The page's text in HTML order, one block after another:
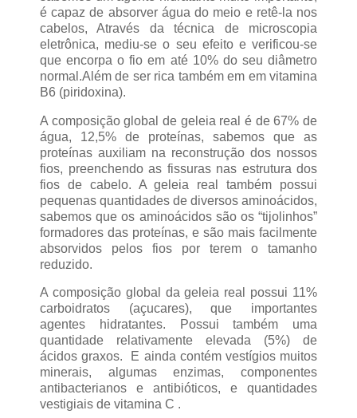
é capaz de absorver água do meio e retê-la nos
cabelos, Através da técnica de microscopia
eletrônica, mediu-se o seu efeito e verificou-se
que encorpa o fio em até 10% do seu diâmetro
normal.Além de ser rica também em em vitamina
B6 (piridoxina).
A composição global de geleia real é de 67% de
água, 12,5% de proteínas, sabemos que as
proteínas auxiliam na reconstrução dos nossos
fios, preenchendo as fissuras nas estrutura dos
fios de cabelo. A geleia real também possui
pequenas quantidades de diversos aminoácidos,
sabemos que os aminoácidos são os “tijolinhos”
formadores das proteínas, e são mais facilmente
absorvidos pelos fios por terem o tamanho
reduzido.
A composição global da geleia real possui 11%
carboidratos (açucares), que importantes
agentes hidratantes. Possui também uma
quantidade relativamente elevada (5%) de
ácidos graxos. E ainda contém vestígios muitos
minerais, algumas enzimas, componentes
antibacterianos e antibióticos, e quantidades
vestigiais de vitamina C .